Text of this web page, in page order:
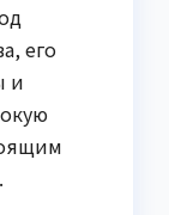
его
и